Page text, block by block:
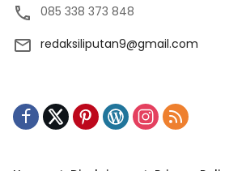
085 338 373 848
redaksiliputan9@gmail.com